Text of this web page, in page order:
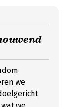
we